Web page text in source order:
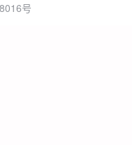
号